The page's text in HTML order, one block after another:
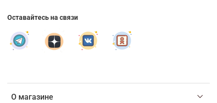
О магазине
Оставайтесь на связи